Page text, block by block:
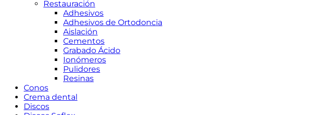
Restauración
Adhesivos
Adhesivos de Ortodoncia
Aislación
Cementos
Grabado Ácido
Ionómeros
Pulidores
Resinas
Conos
Crema dental
Discos